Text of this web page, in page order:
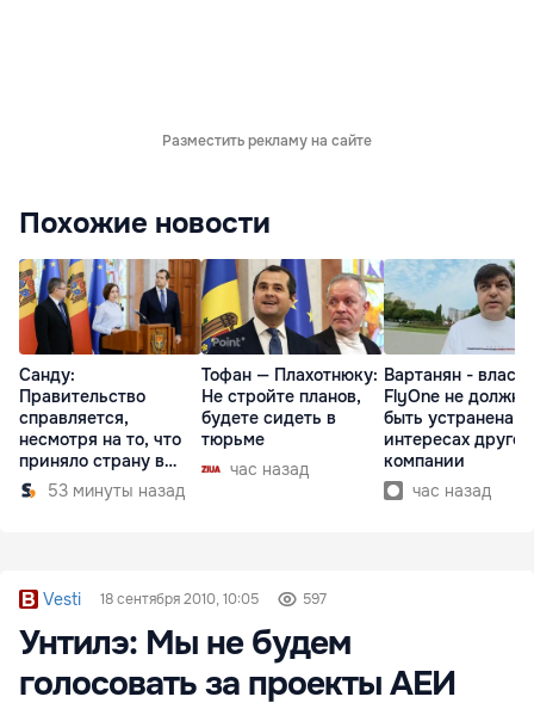
Разместить рекламу на сайте
Похожие новости
Санду:
Правительство
справляется,
несмотря на то, что
приняло страну в
разгар кризиса
53 минуты назад
Тофан — Плахотнюку:
Не стройте планов,
будете сидеть в
тюрьме
час назад
Вартанян -
FlyOne не должна
быть устранена в
интересах другой
компании
час назад
Vesti 18 сентября 2010, 10:05 597
Унтилэ: Мы не будем
голосовать за проекты АЕИ